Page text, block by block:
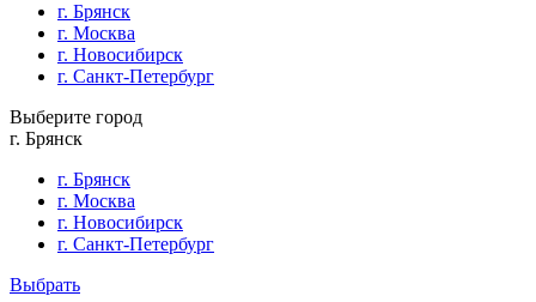
г. Брянск
г. Москва
г. Новосибирск
г. Санкт-Петербург
Выберите город
г. Брянск
г. Брянск
г. Москва
г. Новосибирск
г. Санкт-Петербург
Выбрать